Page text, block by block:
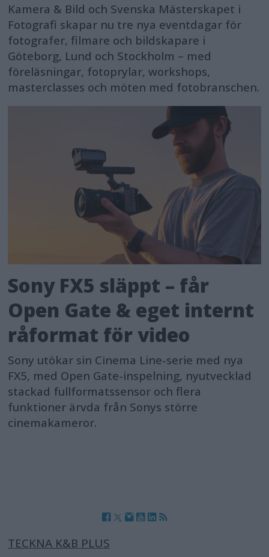
Kamera & Bild och Svenska Mästerskapet i
Fotografi skapar nu tre nya eventdagar för
fotografer, filmare och bildskapare i
Göteborg, Lund och Stockholm – med
föreläsningar, fotoprylar, workshops,
masterclasses och möten med fotobranschen.
Sony FX5 släppt – får
Open Gate & eget internt
råformat för video
Sony utökar sin Cinema Line-serie med nya
FX5, med Open Gate-inspelning, nyutvecklad
stackad fullformatssensor och flera
funktioner ärvda från Sonys större
cinemakameror.
TECKNA K&B PLUS